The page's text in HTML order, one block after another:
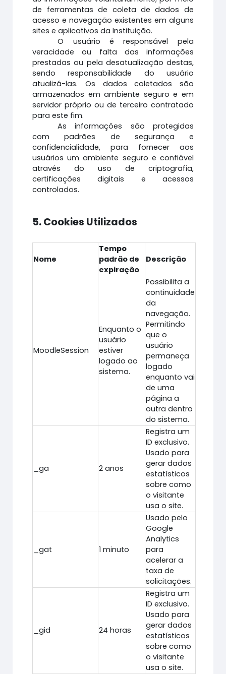
de ferramentas de coleta de dados de
acesso e navegação existentes em alguns
sites e aplicativos da Instituição.
O usuário é responsável pela
veracidade ou falta das informações
prestadas ou pela desatualização destas,
sendo responsabilidade do usuário
atualizá-las. Os dados coletados são
armazenados em ambiente seguro e em
servidor próprio ou de terceiro contratado
para este fim.
As informações são protegidas
com padrões de segurança e
confidencialidade, para fornecer aos
usuários um ambiente seguro e confiável
através do uso de criptografia,
certificações digitais e acessos
controlados.
5. Cookies Utilizados
Nome
Tempo
padrão de
expiração
Descrição
MoodleSession
Enquanto o
usuário
estiver
logado ao
sistema.
Possibilita a
continuidade
da
navegação.
Permitindo
que o
usuário
permaneça
logado
enquanto vai
de uma
página a
outra dentro
do sistema.
_ga 2 anos
Registra um
ID exclusivo.
Usado para
gerar dados
estatísticos
sobre como
o visitante
usa o site.
_gat 1 minuto
Usado pelo
Google
Analytics
para
acelerar a
taxa de
solicitações.
_gid 24 horas
Registra um
ID exclusivo.
Usado para
gerar dados
estatísticos
sobre como
o visitante
usa o site.